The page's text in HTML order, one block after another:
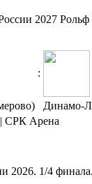
2027 Рольф
:
Динамо-
| СРК Арена
2026. 1/4